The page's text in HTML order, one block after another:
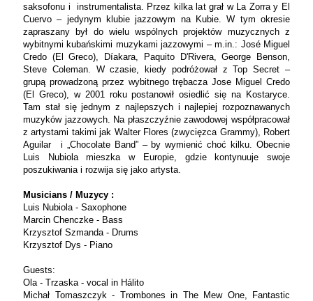
saksofonu i instrumentalista. Przez kilka lat grał w La Zorra y El
Cuervo – jedynym klubie jazzowym na Kubie. W tym okresie
zapraszany był do wielu wspólnych projektów muzycznych z
wybitnymi kubańskimi muzykami jazzowymi – m.in.: José Miguel
Credo (El Greco), Díakara, Paquito D'Rivera, George Benson,
Steve Coleman. W czasie, kiedy podróżował z Top Secret –
grupą prowadzoną przez wybitnego trębacza Jose Miguel Credo
(El Greco), w 2001 roku postanowił osiedlić się na Kostaryce.
Tam stał się jednym z najlepszych i najlepiej rozpoznawanych
muzyków jazzowych. Na płaszczyźnie zawodowej współpracował
z artystami takimi jak Walter Flores (zwycięzca Grammy), Robert
Aguilar i „Chocolate Band” – by wymienić choć kilku. Obecnie
Luis Nubiola mieszka w Europie, gdzie kontynuuje swoje
poszukiwania i rozwija się jako artysta.
Musicians / Muzycy :
Luis Nubiola - Saxophone
Marcin Chenczke - Bass
Krzysztof Szmanda - Drums
Krzysztof Dys - Piano
Guests:
Ola - Trzaska - vocal in Hálito
Michał Tomaszczyk - Trombones in The Mew One, Fantastic